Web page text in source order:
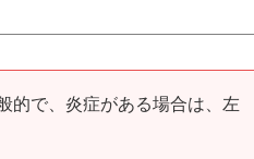
的で、炎症がある場合は、左